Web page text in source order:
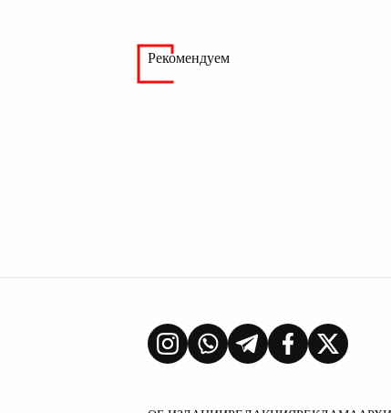
Рекомендуем